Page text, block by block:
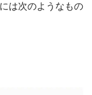
は次のようなもの